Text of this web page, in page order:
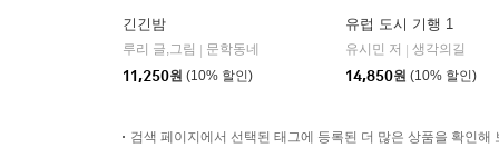
긴긴밤
루리 글,그림
문학동네
11,250원 (10% 할인)
유럽 도시 기행 1
유시민 저
생각의길
14,850원 (10% 할인)
검색 페이지에서 선택된 태그에 등록된 더 많은 상품을 확인해